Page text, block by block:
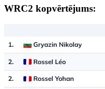
WRC2 kopvērtējums: